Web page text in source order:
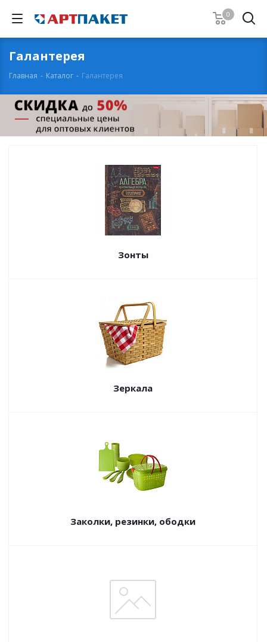
0
Галантерея
Главная - Каталог - Галантерея
Зонты
Зеркала
Заколки, резинки, ободки